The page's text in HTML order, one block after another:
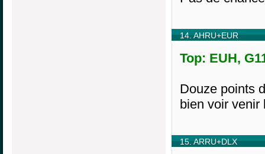
14. AHRU+EUR
Top: EUH,
Douze points
bien voir venir
15. ARRU+DLX